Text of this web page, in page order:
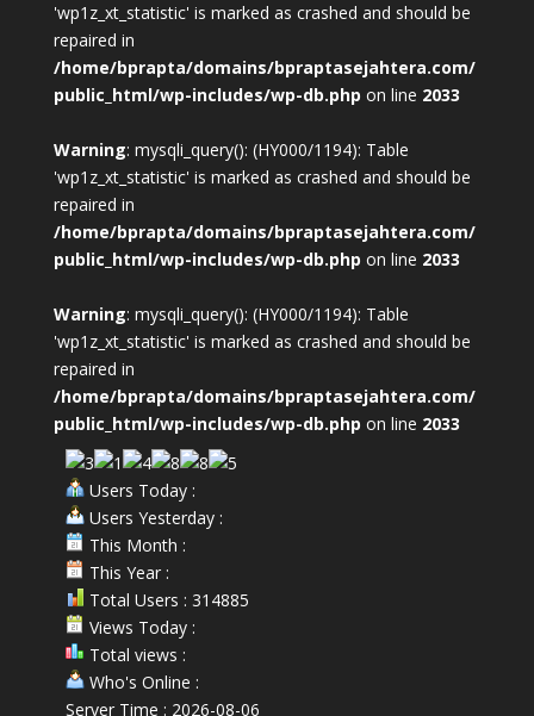
'wp1z_xt_statistic' is marked as crashed and should be
repaired in
/home/bprapta/domains/bpraptasejahtera.com/
public_html/wp-includes/wp-db.php on line 2033
Warning: mysqli_query(): (HY000/1194): Table
'wp1z_xt_statistic' is marked as crashed and should be
repaired in
/home/bprapta/domains/bpraptasejahtera.com/
public_html/wp-includes/wp-db.php on line 2033
Warning: mysqli_query(): (HY000/1194): Table
'wp1z_xt_statistic' is marked as crashed and should be
repaired in
/home/bprapta/domains/bpraptasejahtera.com/
public_html/wp-includes/wp-db.php on line 2033
Users Today :
Users Yesterday :
This Month :
This Year :
Total Users : 314885
Views Today :
Total views :
Who's Online :
Server Time : 2026-08-06